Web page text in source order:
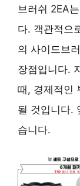
브러쉬 2EA
다. 객관적으
의 사이드브
장점입니다.
때, 경제적인
될 것입니다.
습니다.